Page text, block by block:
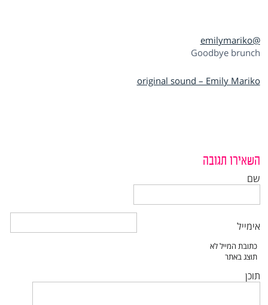
@emilymariko
Goodbye brunch
original sound – Emily Mariko
השאירו תגובה
שם
אימייל
תוכן